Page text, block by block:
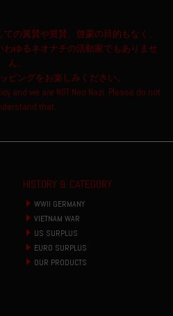
の翼賛や賞賛、啓蒙の目的もなく、
ゆるネオナチの活動家でもありませ
ん。
ピングをお楽しみください。
and we are NOT Neo Nazi. Please do not
that.
HISTORY & CATEGORY
WWII GERMANY
VIETNAM WAR
US SURPLUS
EURO SURPLUS
OUR PRODUCTS